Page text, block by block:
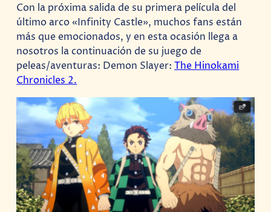
Con la próxima salida de su primera película del
último arco «Infinity Castle», muchos fans están
más que emocionados, y en esta ocasión llega a
nosotros la continuación de su juego de
peleas/aventuras: Demon Slayer:The Hinokami
Chronicles 2.